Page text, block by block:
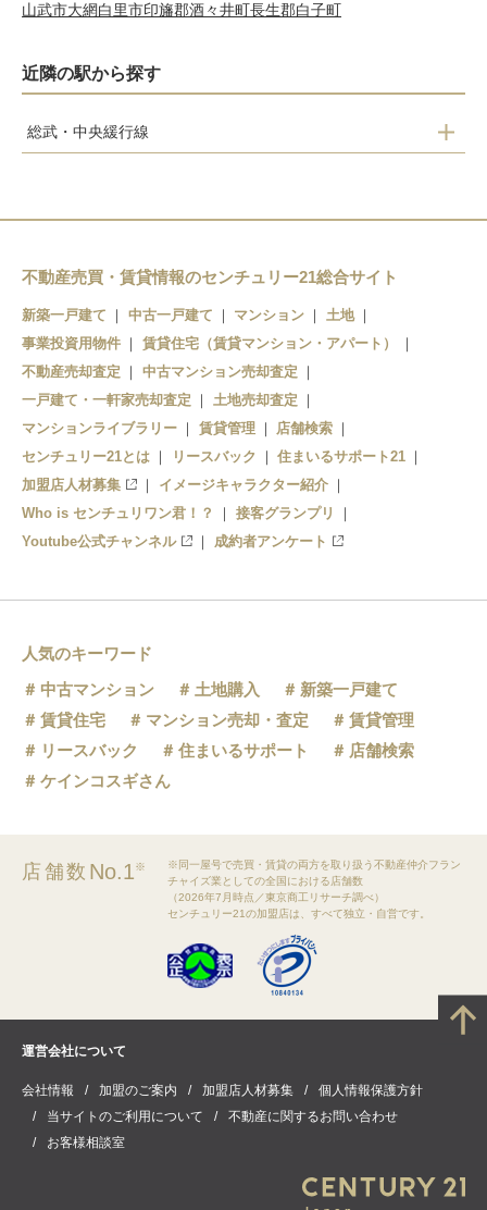
山武市大網白里市印旛郡酒々井町長生郡白子町
近隣の駅から探す
総武・中央緩行線
下総中山
本八幡
市川
不動産売買・賃貸情報のセンチュリー21総合サイト
新築一戸建て 中古一戸建て マンション
土地
事業投資用物件
賃貸住宅（賃貸マンション・アパート）
不動産売却査定
中古マンション売却査定
一戸建て・一軒家売却査定
土地売却査定
マンションライブラリー
賃貸管理
店舗検索
センチュリー21とは
リースバック
住まいるサポート21
加盟店人材募集
イメージキャラクター紹介
Who is センチュリワン君！？
接客グランプリ
Youtube公式チャンネル
成約者アンケート
人気のキーワード
中古マンション
土地購入
新築一戸建て
賃貸住宅
マンション売却・査定
賃貸管理
リースバック
住まいるサポート
店舗検索
ケインコスギさん
店舗数 No.1※
※同一屋号で売買・賃貸の両方を取り扱う不動産仲介フラン
チャイズ業としての全国における店舗数
（2026年7月時点／東京商工リサーチ調べ）
センチュリー21の加盟店は、すべて独立・自営です。
運営会社について
会社情報 加盟のご案内 加盟店人材募集
個人情報保護方針
当サイトのご利用について
不動産に関するお問い合わせ
お客様相談室